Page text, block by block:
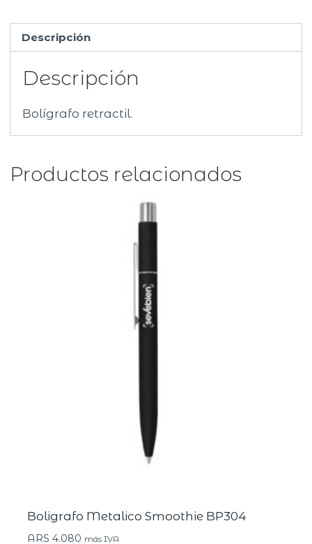
Descripción
Descripción
Bolígrafo retractil.
Productos relacionados
Boligrafo Metalico Smoothie BP304
ARS 4.080 más IVA